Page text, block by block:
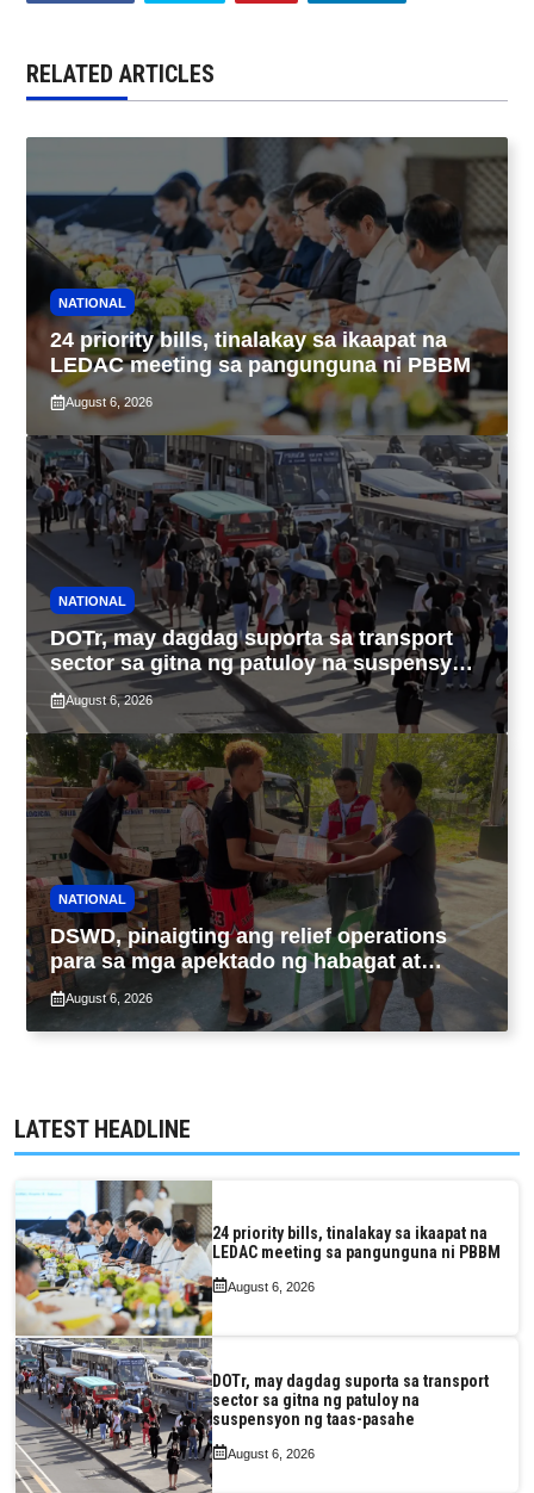
RELATED ARTICLES
NATIONAL
24 priority bills, tinalakay sa ikaapat na
LEDAC meeting sa pangunguna ni PBBM
August 6, 2026
NATIONAL
DOTr, may dagdag suporta sa transport
sector sa gitna ng patuloy na suspensyon
ng taas-pasahe
August 6, 2026
NATIONAL
DSWD, pinaigting ang relief operations
para sa mga apektado ng habagat at
Bagyong Luis, Maymay
August 6, 2026
LATEST HEADLINE
24 priority bills, tinalakay sa ikaapat na
LEDAC meeting sa pangunguna ni PBBM
August 6, 2026
DOTr, may dagdag suporta sa transport
sector sa gitna ng patuloy na
suspensyon ng taas-pasahe
August 6, 2026